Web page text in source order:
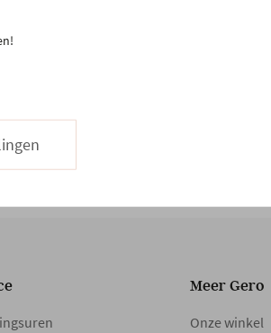
bij jou thuis
Meer Gero
Onze winkel